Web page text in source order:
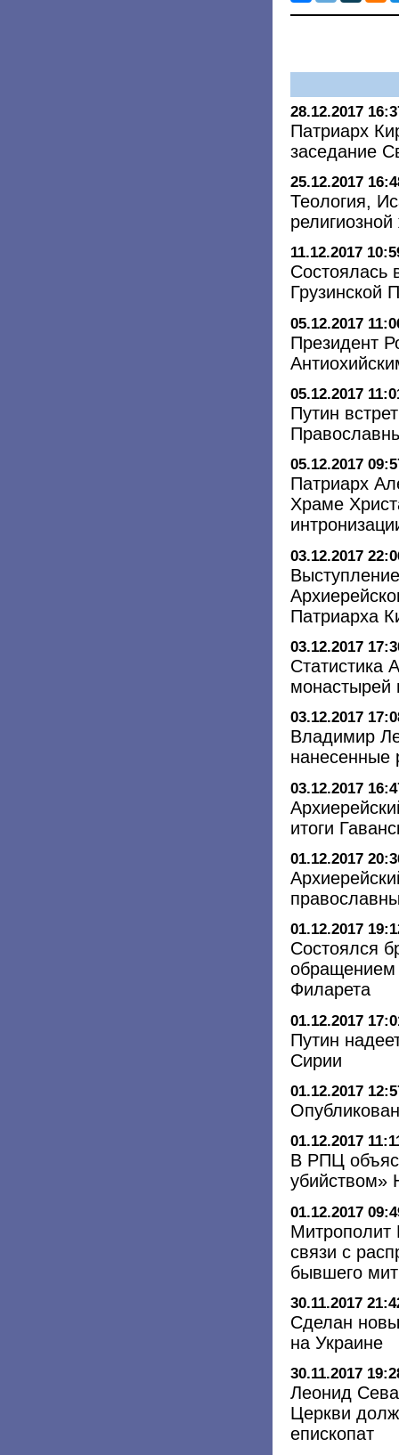
28.12.2017
Патриарх
заседание
25.12.2017
Теология,
11.12.2017
Состоялась
Грузинской
05.12.2017
Президент
05.12.2017
Путин
05.12.2017
Патриарх
Храме
03.12.2017
Патриарха
03.12.2017
Статистика
монастырей
03.12.2017
Владимир
нанесенные
03.12.2017
итоги
01.12.2017
01.12.2017
Состоялся
обращением
Филарета
01.12.2017
Путин
Сирии
01.12.2017
01.12.2017
В РПЦ
убийством»
01.12.2017
Митрополит
связи с
бывшего
30.11.2017
Сделан
на Украине
30.11.2017
Леонид
Церкви
епископат